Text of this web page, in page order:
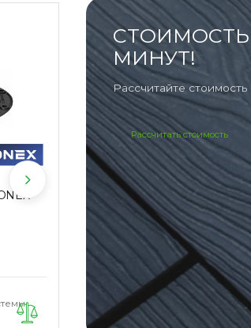
МИНУТ!
Рассчитайте
Рассчитать стоимость
Регулируемая опора KRONEX
36-51 мм
Артикул: KRN-TA1
Полипропилен
Назначение
Монтаж подсистемы
В наличии